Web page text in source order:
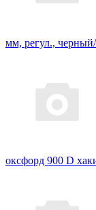
мм, регул.,
оксфорд 900 D